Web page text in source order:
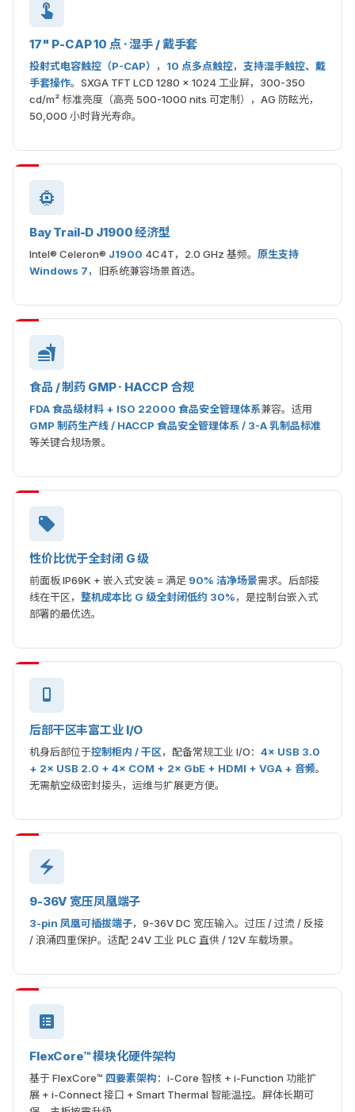
17" P-CAP 10 点 · 湿手 / 戴手套
投射式电容触控（P-CAP） ， 10 点多点触控， 支持湿手触控、戴
手套操作。SXGA TFT LCD 1280 × 1024 工业屏，300-350
cd/m² 标准亮度（高亮 500-1000 nits 可定制），AG 防眩光，
50,000 小时背光寿命。
Bay Trail-D J1900 经济型
Intel® Celeron® J1900 4C4T，2.0 GHz 基频。 原生支持
Windows 7，旧系统兼容场景首选。
食品 / 制药 GMP · HACCP 合规
FDA 食品级材料 + ISO 22000 食品安全管理体系兼容。适用
GMP 制药生产线 / HACCP 食品安全管理体系 / 3-A 乳制品标准
等关键合规场景。
性价比优于全封闭 G 级
前面板 IP69K + 嵌入式安装 = 满足 90% 洁净场景需求。后部接
线在干区， 整机成本比 G 级全封闭低约 30%，是控制台嵌入式
部署的最优选。
后部干区丰富工业 I/O
机身后部位于控制柜内 / 干区，配备常规工业 I/O： 4× USB 3.0
+ 2× USB 2.0 + 4× COM + 2× GbE + HDMI + VGA + 音频。
无需航空级密封接头，运维与扩展更方便。
9-36V 宽压凤凰端子
3-pin 凤凰可插拔端子，9-36V DC 宽压输入。过压 / 过流 / 反接
/ 浪涌四重保护。适配 24V 工业 PLC 直供 / 12V 车载场景。
FlexCore™ 模块化硬件架构
基于 FlexCore™ 四要素架构：i-Core 智核 + i-Function 功能扩
展 + i-Connect 接口 + Smart Thermal 智能温控。屏体长期可